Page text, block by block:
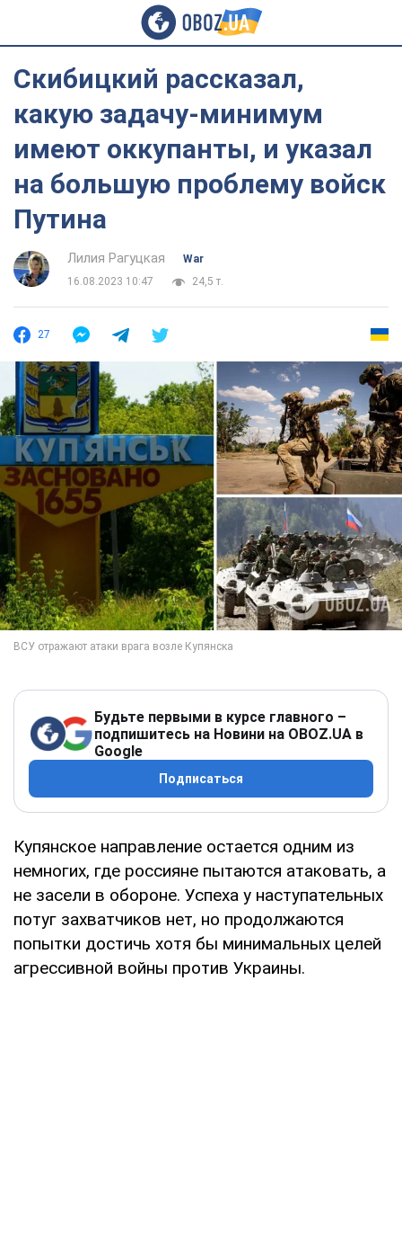
Скибицкий рассказал,
какую задачу-минимум
имеют оккупанты, и указал
на большую проблему войск
Путина
Лилия Рагуцкая
War
16.08.2023 10:47
24,5 т.
27
Будьте первыми в курсе главного –
подпишитесь на Новини на OBOZ.UA в
Google
Подписаться
Купянское направление остается одним из
немногих, где россияне пытаются атаковать, а
не засели в обороне. Успеха у наступательных
потуг захватчиков нет, но продолжаются
попытки достичь хотя бы минимальных целей
агрессивной войны против Украины.